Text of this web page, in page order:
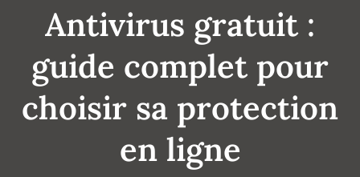
Antivirus gratuit :
guide complet pour
choisir sa protection
en ligne